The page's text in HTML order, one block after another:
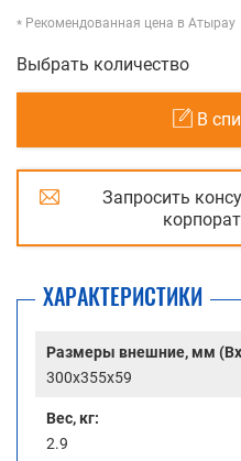
Рекомендованная цена в Атырау
Выбрать количество
В
Запросить
ХАРАКТЕРИСТИКИ
Размеры внешние, мм
300x355x59
Вес, кг:
2.9